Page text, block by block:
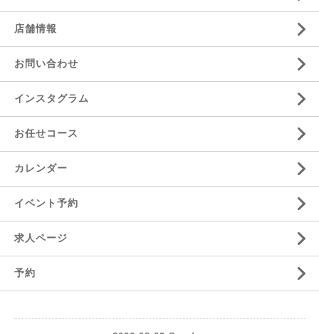
店舗情報
お問い合わせ
インスタグラム
お任せコース
カレンダー
イベント予約
求人ページ
予約